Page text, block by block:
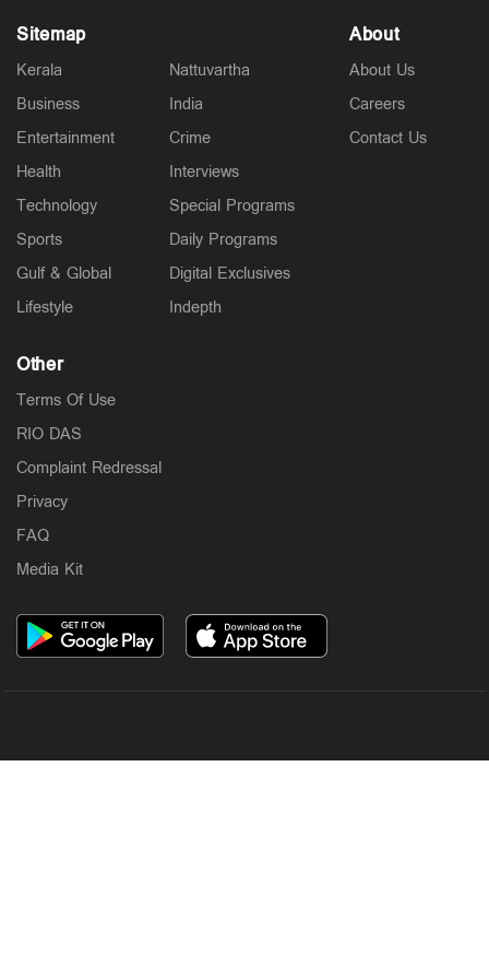
Sitemap
Kerala
Business
Entertainment
Health
Technology
Sports
Gulf & Global
Lifestyle
Nattuvartha
India
Crime
Interviews
Special Programs
Daily Programs
Digital Exclusives
Indepth
About
About Us
Careers
Contact Us
Other
Terms Of Use
RIO DAS
Complaint Redressal
Privacy
FAQ
Media Kit